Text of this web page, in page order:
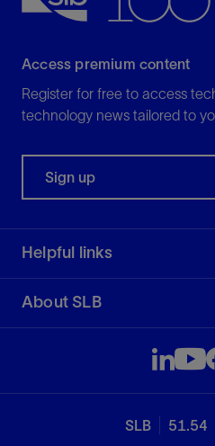
Access premium content
Register for free to access
technology news tailored to
Sign up
Helpful links
About SLB
SLB 51.54